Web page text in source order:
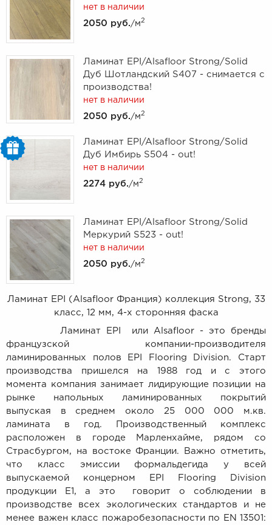
нет в наличии
2050 руб./м2
Ламинат EPI/Alsafloor Strong/Solid
Дуб Шотландский S407 - снимается с
производства!
нет в наличии
2050 руб./м2
Ламинат EPI/Alsafloor Strong/Solid
Дуб Имбирь S504 - out!
нет в наличии
2274 руб./м2
Ламинат EPI/Alsafloor Strong/Solid
Меркурий S523 - out!
нет в наличии
2050 руб./м2
Ламинат EPI (Alsafloor Франция) коллекция Strong, 33
класс, 12 мм, 4-х сторонняя фаска
Ламинат EPI или Alsafloor - это бренды
французской компании-производителя
ламинированных полов EPI Flooring Division. Старт
производства пришелся на 1988 год и с этого
момента компания занимает лидирующие позиции на
рынке напольных ламинированных покрытий
выпуская в среднем около 25 000 000 м.кв.
ламината в год. Производственный комплекс
расположен в городе Марленхайме, рядом со
Страсбургом, на востоке Франции. Важно отметить,
что класс эмиссии формальдегида у всей
выпускаемой концерном EPI Flooring Division
продукции E1, а это говорит о соблюдении в
производстве всех экологических стандартов и не
менее важен класс пожаробезопасности по EN 13501: